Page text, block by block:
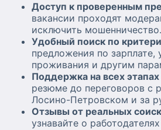
Доступ к проверенным
вакансии проходят
исключить мошенничество.
Удобный поиск по
предложения по зарплате,
проживания и другим
Поддержка на всех этапах
резюме до переговоров с
Лосино-Петровском и за
Отзывы от реальных
узнавайте о